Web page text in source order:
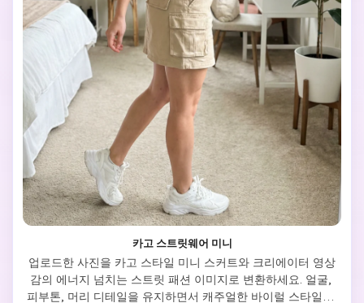
카고 스트릿웨어 미니
업로드한 사진을 카고 스타일 미니 스커트와 크리에이터 영상
감의 에너지 넘치는 스트릿 패션 이미지로 변환하세요. 얼굴,
피부톤, 머리 디테일을 유지하면서 캐주얼한 바이럴 스타일로